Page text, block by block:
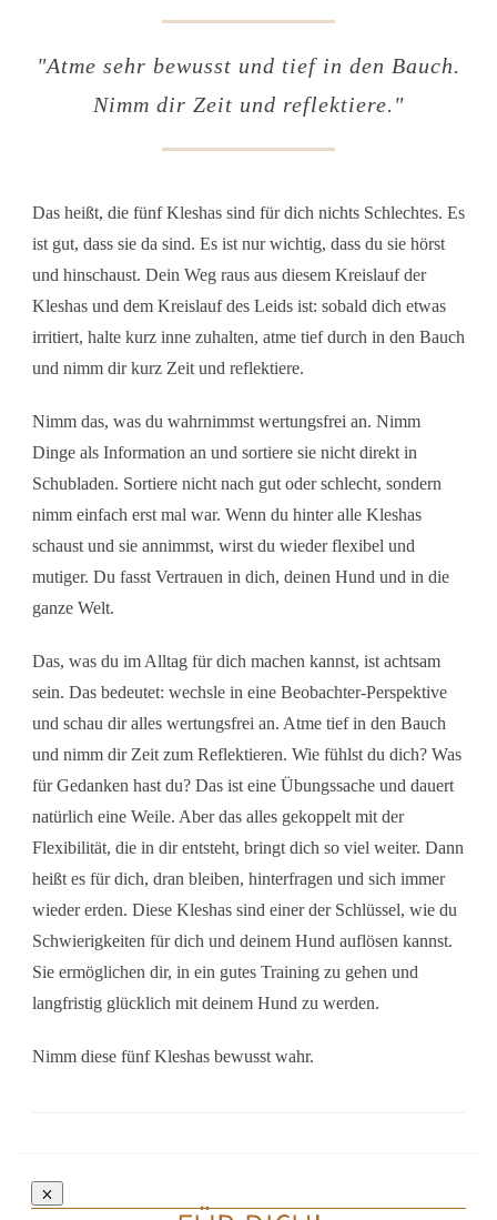
"Atme sehr bewusst und tief in den Bauch.
Nimm dir Zeit und reflektiere."
Das heißt, die fünf Kleshas sind für dich nichts Schlechtes. Es
ist gut, dass sie da sind. Es ist nur wichtig, dass du sie hörst
und hinschaust. Dein Weg raus aus diesem Kreislauf der
Kleshas und dem Kreislauf des Leids ist: sobald dich etwas
irritiert, halte kurz inne zuhalten, atme tief durch in den Bauch
und nimm dir kurz Zeit und reflektiere.
Nimm das, was du wahrnimmst wertungsfrei an. Nimm
Dinge als Information an und sortiere sie nicht direkt in
Schubladen. Sortiere nicht nach gut oder schlecht, sondern
nimm einfach erst mal war. Wenn du hinter alle Kleshas
schaust und sie annimmst, wirst du wieder flexibel und
mutiger. Du fasst Vertrauen in dich, deinen Hund und in die
ganze Welt.
Das, was du im Alltag für dich machen kannst, ist achtsam
sein. Das bedeutet: wechsle in eine Beobachter-Perspektive
und schau dir alles wertungsfrei an. Atme tief in den Bauch
und nimm dir Zeit zum Reflektieren. Wie fühlst du dich? Was
für Gedanken hast du? Das ist eine Übungssache und dauert
natürlich eine Weile. Aber das alles gekoppelt mit der
Flexibilität, die in dir entsteht, bringt dich so viel weiter. Dann
heißt es für dich, dran bleiben, hinterfragen und sich immer
wieder erden. Diese Kleshas sind einer der Schlüssel, wie du
Schwierigkeiten für dich und deinem Hund auflösen kannst.
Sie ermöglichen dir, in ein gutes Training zu gehen und
langfristig glücklich mit deinem Hund zu werden.
Nimm diese fünf Kleshas bewusst wahr.